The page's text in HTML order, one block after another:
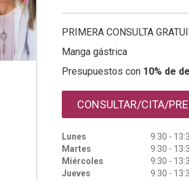
PRIMERA CONSULTA
Manga gástrica
Presupuestos con 10% de
CONSULTAR/CITA/
Lunes
9:30 -
Martes
9:30 -
Miércoles
9:30 -
Jueves
9:30 -